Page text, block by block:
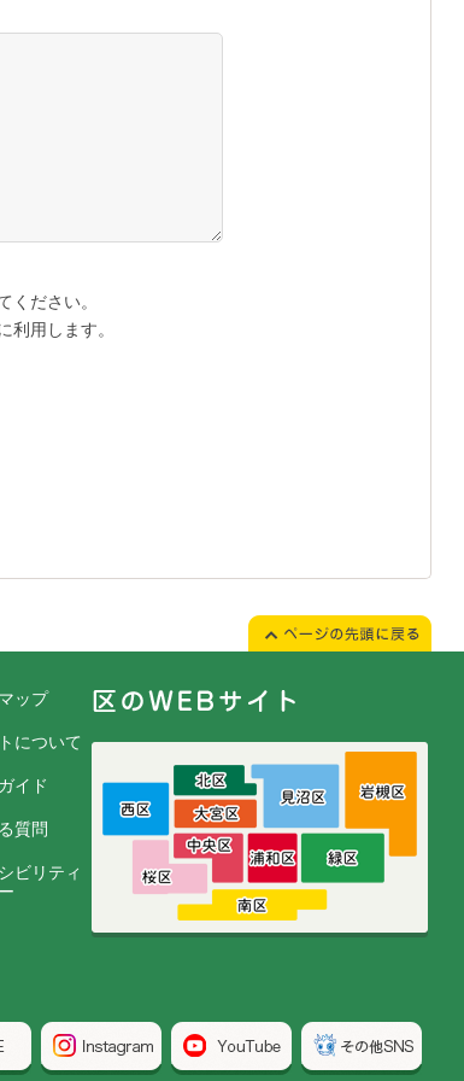
ください。
用します。
ップ
について
イド
質問
ビリティ